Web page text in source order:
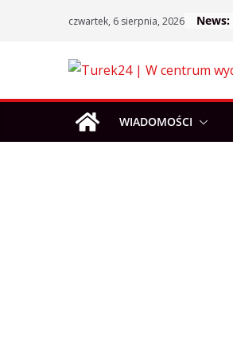
czwartek, 6 sierpnia, 2026 News:
WIADOMOŚCI